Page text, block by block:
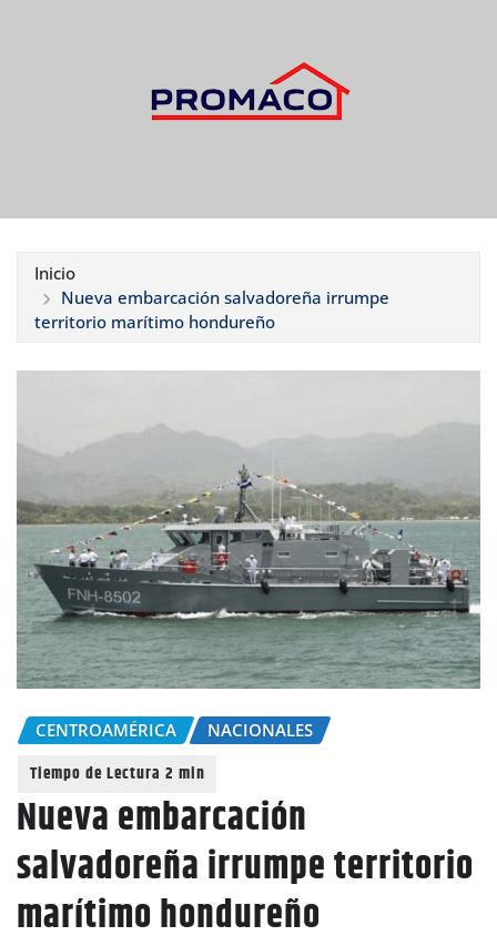
Inicio
Nueva embarcación salvadoreña irrumpe
territorio marítimo hondureño
CENTROAMÉRICA NACIONALES
Nueva embarcación
salvadoreña irrumpe territorio
marítimo hondureño